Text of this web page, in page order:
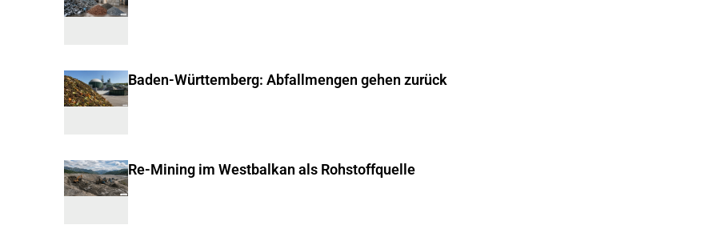
Baden-Württemberg: Abfallmengen gehen zurück
Re-Mining im Westbalkan als Rohstoffquelle